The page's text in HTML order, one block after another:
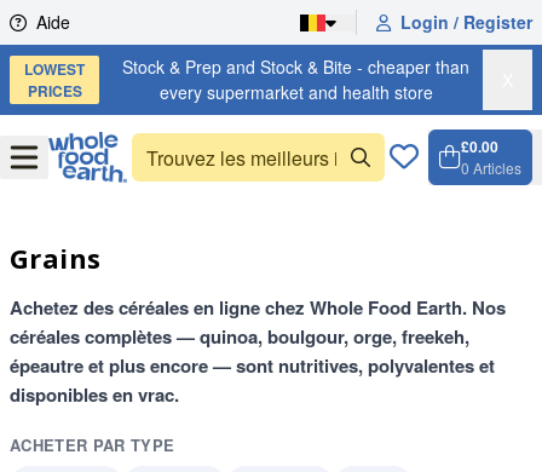
Skip to content
Aide Login / Register
LOWEST
PRICES
Stock & Prep and Stock & Bite - cheaper than
every supermarket and health store
OpenMenu
£0.00
0 Articles
Grains
Achetez des céréales en ligne chez Whole Food Earth. Nos
céréales complètes — quinoa, boulgour, orge, freekeh,
épeautre et plus encore — sont nutritives, polyvalentes et
disponibles en vrac.
ACHETER PAR TYPE